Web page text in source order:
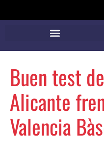
Buen test
Alicante
Valencia